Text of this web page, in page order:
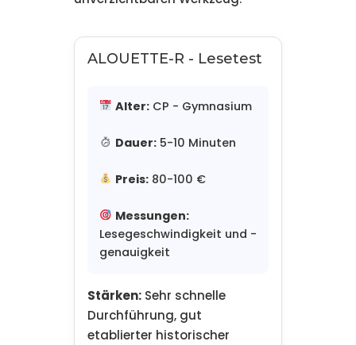
ALOUETTE-R - Lesetest
Alter: CP - Gymnasium
Dauer: 5-10 Minuten
Preis: 80-100 €
Messungen:
Lesegeschwindigkeit und -
genauigkeit
Stärken:Sehr schnelle
Durchführung, gut
etablierter historischer